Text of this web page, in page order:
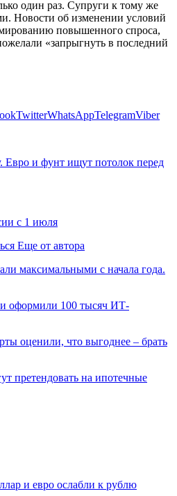
один раз. Супруги к тому же
Новости об изменении условий
повышенного спроса,
«запрыгнуть в последний
TwitterWhatsAppTelegramViber
Евро и фунт ищут потолок перед
с 1 июля
Еще от автора
максимальными с начала года.
оформили 100 тысяч ИТ-
оценили, что выгоднее – брать
претендовать на ипотечные
и евро ослабли к рублю